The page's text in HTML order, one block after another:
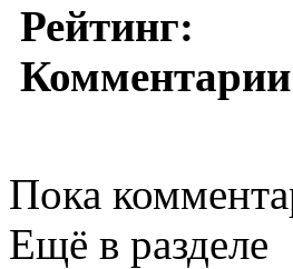
Рейтинг:
Пока
Ещё в разделе